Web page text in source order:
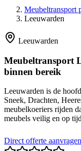
Meubeltransport
Leeuwarden
Leeuwarden
Meubeltransport
binnen bereik
Leeuwarden is de
Sneek, Drachten,
meubelkoeriers rijden
meubels veilig en op
Direct offerte aanvragen